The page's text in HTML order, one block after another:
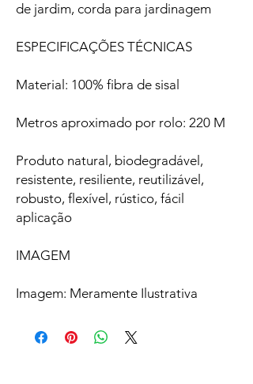
de jardim, corda para jardinagem
ESPECIFICAÇÕES TÉCNICAS
Material: 100% fibra de sisal
Metros aproximado por rolo: 220 M
Produto natural, biodegradável,
resistente, resiliente, reutilizável,
robusto, flexível, rústico, fácil
aplicação
IMAGEM
Imagem: Meramente Ilustrativa